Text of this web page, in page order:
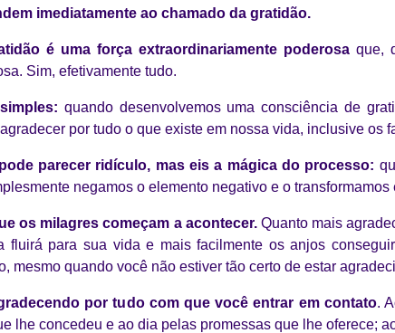
imediatamente ao chamado da gratidão.
é uma força extraordinariamente poderosa que,
Sim, efetivamente tudo.
quando desenvolvemos uma consciência de
por tudo o que existe em nossa vida, inclusive os
parecer ridículo, mas eis a mágica do processo:
negamos o elemento negativo e o transformamos
os milagres começam a acontecer.Quanto mais
fluirá para sua vida e mais facilmente os anjos
mesmo quando você não estiver tão certo de estar
por tudo com que você entrar em contato.
lhe concedeu e ao dia pelas promessas que lhe oferece;